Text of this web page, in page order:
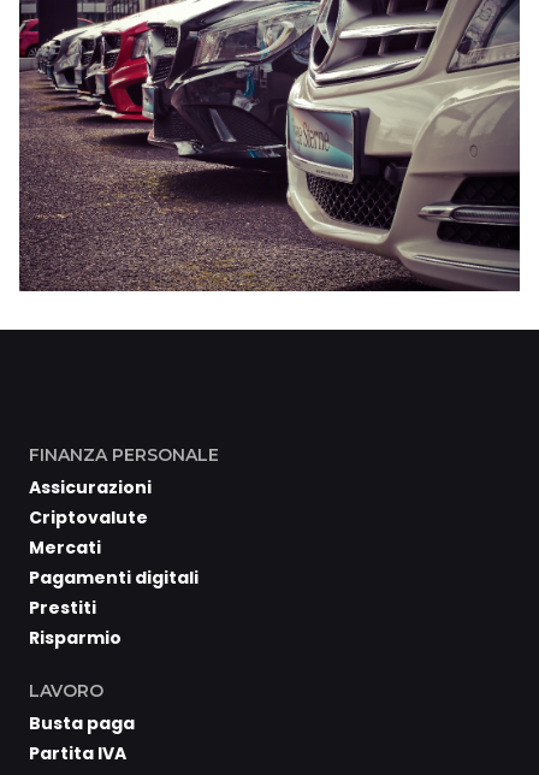
FINANZA PERSONALE
Assicurazioni
Criptovalute
Mercati
Pagamenti digitali
Prestiti
Risparmio
LAVORO
Busta paga
Partita IVA